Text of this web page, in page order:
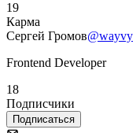
19
Карма
Сергей Громов@wayvy
Frontend Developer
18
Подписчики
Подписаться